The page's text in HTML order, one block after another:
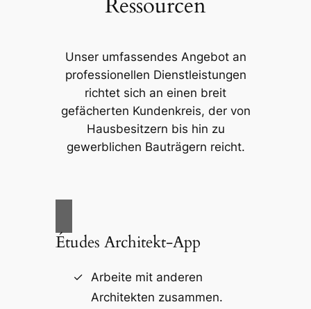
Unser umfassendes Angebot an
professionellen Dienstleistungen
richtet sich an einen breit
gefächerten Kundenkreis, der von
Hausbesitzern bis hin zu
gewerblichen Bauträgern reicht.
Études Architekt-App
Arbeite mit anderen
Architekten zusammen.